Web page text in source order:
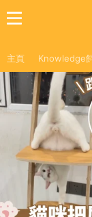
主頁 Knowledge